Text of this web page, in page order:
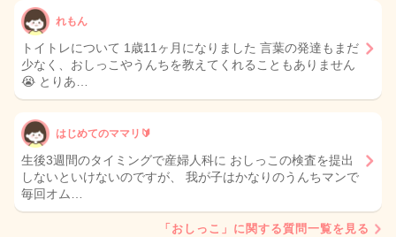
れもん
トイトレについて 1歳11ヶ月になりました 言葉の発達もまだ
少なく、おしっこやうんちを教えてくれることもありません
😭 とりあ…
はじめてのママリ🔰
生後3週間のタイミングで産婦人科に おしっこの検査を提出
しないといけないのですが、 我が子はかなりのうんちマンで
毎回オム…
「おしっこ」に関する質問一覧を見る